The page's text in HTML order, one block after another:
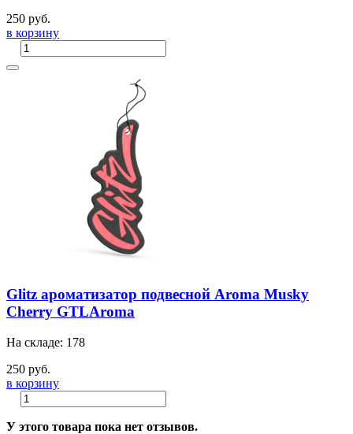
250 руб.
в корзину
Glitz ароматизатор подвесной Aroma Musky
Cherry GTLAroma
На складе: 178
250 руб.
в корзину
У этого товара пока нет отзывов.